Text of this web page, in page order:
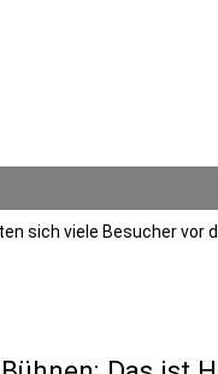
sich viele Besucher vor